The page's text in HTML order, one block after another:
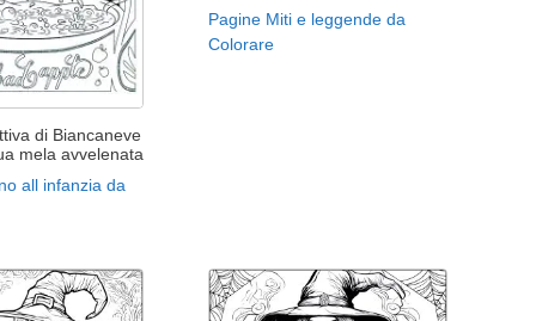
di Biancaneve
mela avvelenata
all infanzia da
Pagine Miti e leggende da
Colorare